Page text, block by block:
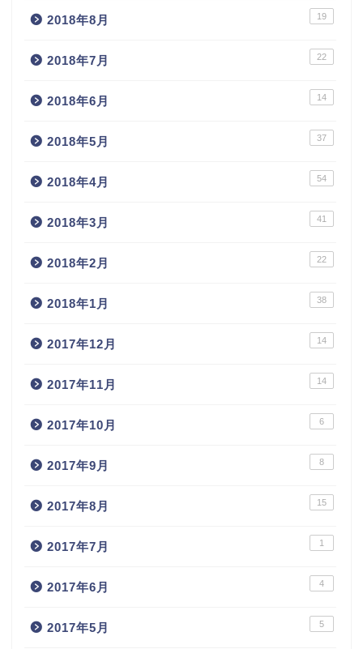
2018年8月 19
2018年7月 22
2018年6月 14
2018年5月 37
2018年4月 54
2018年3月 41
2018年2月 22
2018年1月 38
2017年12月 14
2017年11月 14
2017年10月 6
2017年9月 8
2017年8月 15
2017年7月 1
2017年6月 4
2017年5月 5